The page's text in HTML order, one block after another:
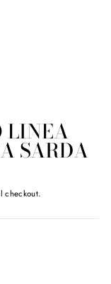
LINEA
SARDA
checkout.